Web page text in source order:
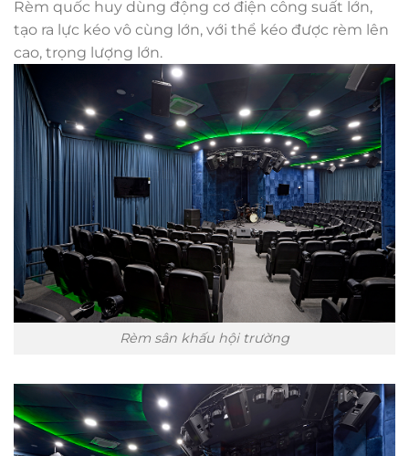
Rèm quốc huy dùng động cơ điện công suất lớn,
tạo ra lực kéo vô cùng lớn, với thể kéo được rèm lên
cao, trọng lượng lớn.
Rèm sân khấu hội trường